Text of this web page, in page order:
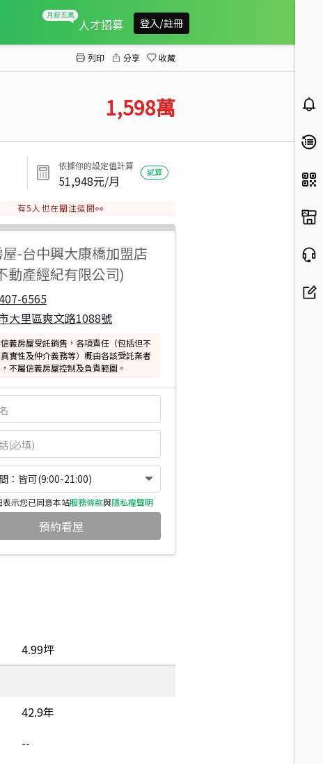
人才招募 登入/註冊
列印 分享 收藏
1,598萬
依據你的設定值計算
51,948元/月
試算
有5 人也在關注這間👀
-台中興大康橋加盟店
動產經紀有限公司)
6565
大里區爽文路1088號
義房屋受託銷售，各項責任（包括但不
實性及仲介義務等）概由各該受託業者
不屬信義房屋控制及負責範圍。
：皆可(9:00-21:00)
表示您已同意本站服務條款與隱私權聲明
預約看屋
4.99坪
42.9年
--